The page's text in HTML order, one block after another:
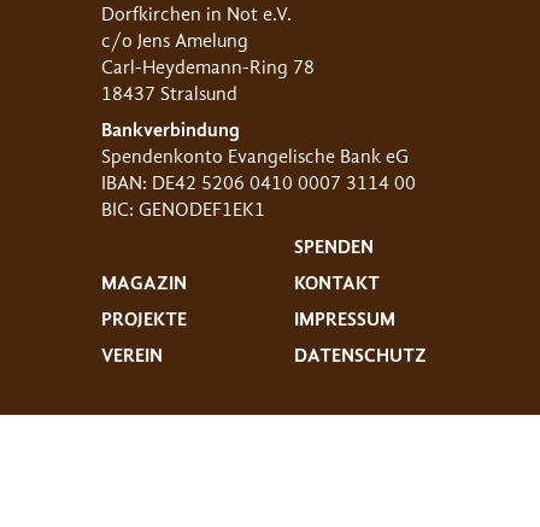
Dorfkirchen in Not e.V.
c/o Jens Amelung
Carl-Heydemann-Ring 78
18437 Stralsund
Bankverbindung
Spendenkonto Evangelische Bank eG
IBAN: DE42 5206 0410 0007 3114 00
BIC: GENODEF1EK1
MAGAZIN
PROJEKTE
VEREIN
SPENDEN
KONTAKT
IMPRESSUM
DATENSCHUTZ